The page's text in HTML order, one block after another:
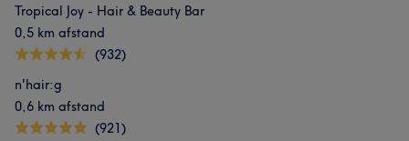
Tropical Joy - Hair & Beauty Bar
0,5 km afstand
(932)
n'hair:g
0,6 km afstand
(921)